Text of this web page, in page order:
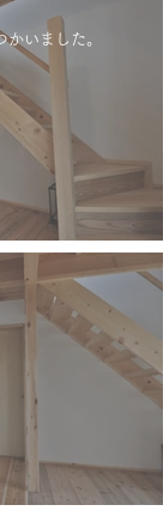
いました。